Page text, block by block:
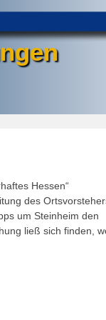
Hessen“
des
um Steinheim den
ließ sich finden,